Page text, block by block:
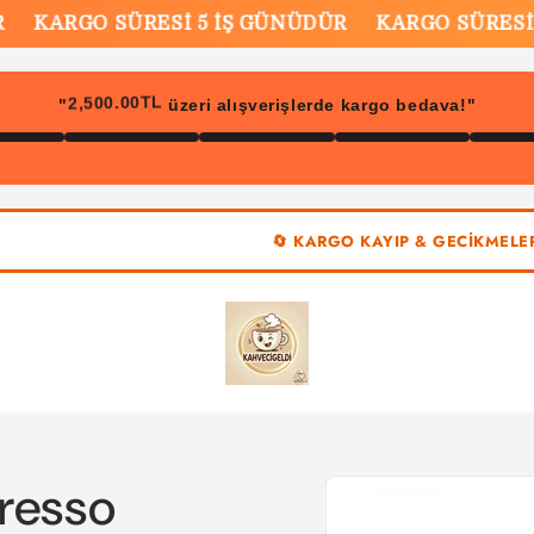
KARGO SÜRESİ 5 İŞ GÜNÜDÜR KARGO SÜRESİ 5
"2,500.00TL üzeri alışverişlerde kargo bedava!"
🔄 KARGO KAYIP &